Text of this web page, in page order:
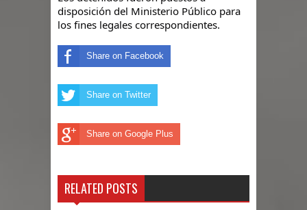
disposición del Ministerio Público para
los fines legales correspondientes.
Share on Facebook
Share on Twitter
Share on Google Plus
RELATED POSTS